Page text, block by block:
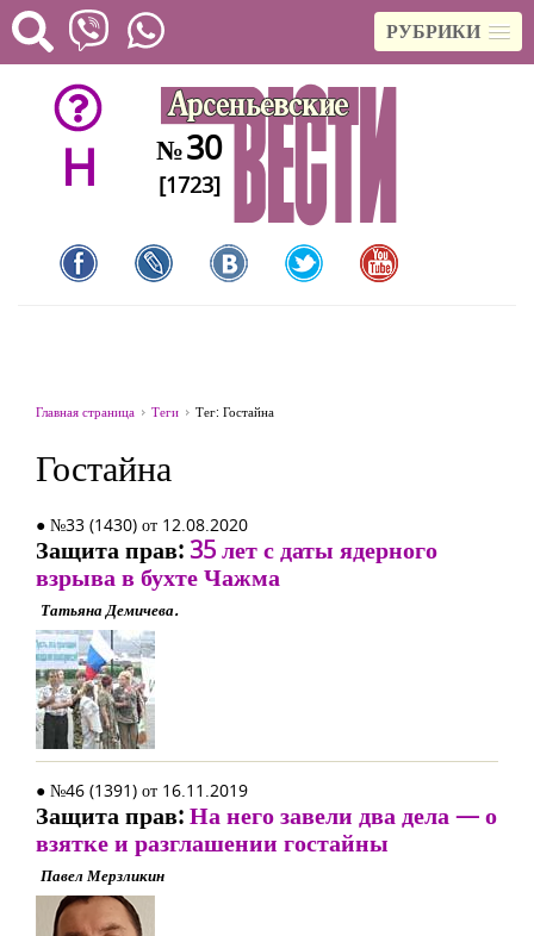
РУБРИКИ
H №30
[1723]
Главная страница Теги Тег: Гостайна
Гостайна
● №33 (1430) от 12.08.2020
Защита прав: 35 лет с даты ядерного
взрыва в бухте Чажма
Татьяна Демичева.
● №46 (1391) от 16.11.2019
Защита прав:На него завели два дела — о
взятке и разглашении гостайны
Павел Мерзликин